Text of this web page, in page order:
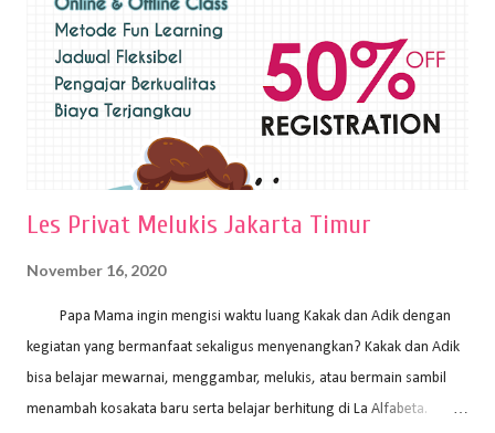
pelukis untuk menghasilkan lukisan yang mempesona dan tentunya
bernilai tinggi. Ciri teknik plakat Ciri-ciri teknik plakat, yaitu: Sapuan
warna yang kental dan tebal. Hasil lukisan menutupi seluruh bagian
medianya Mem...
Les Privat Melukis Jakarta Timur
November 16, 2020
Papa Mama ingin mengisi waktu luang Kakak dan Adik dengan
kegiatan yang bermanfaat sekaligus menyenangkan? Kakak dan Adik
bisa belajar mewarnai, menggambar, melukis, atau bermain sambil
menambah kosakata baru serta belajar berhitung di La Alfabeta.